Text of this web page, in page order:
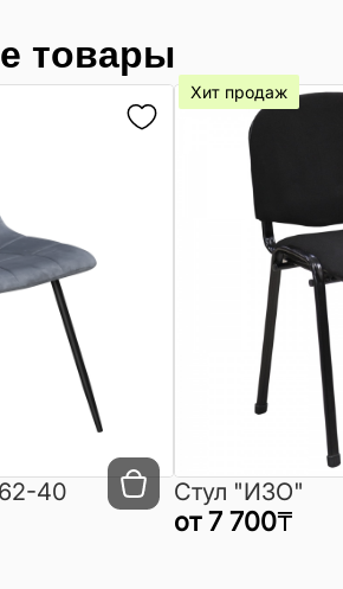
товары
40
Хит продаж
Стул "ИЗО"
от 7 700₸